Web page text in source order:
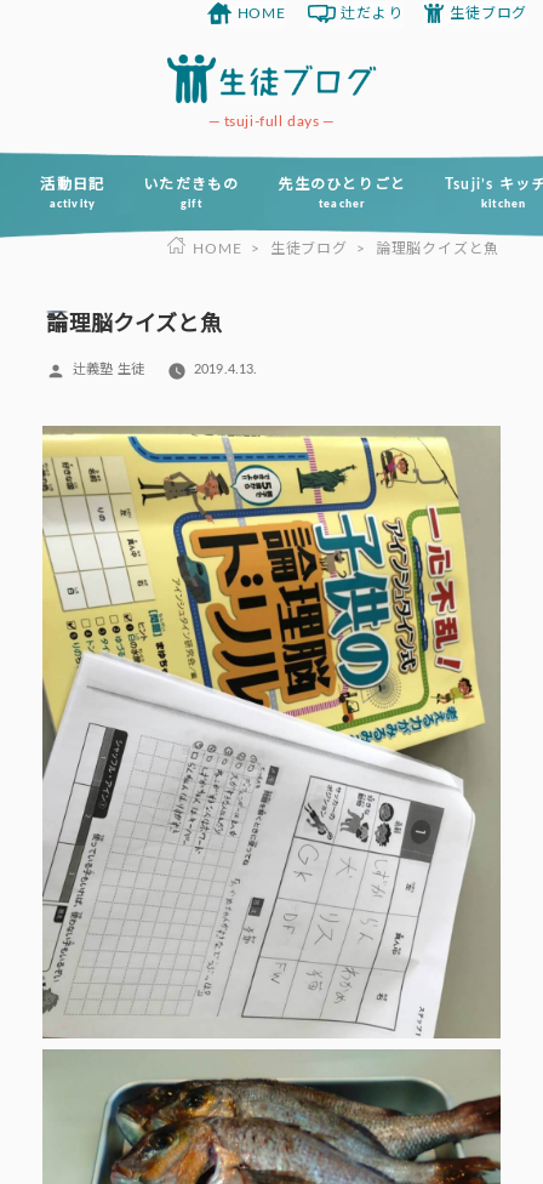
ツ
tsuji-full days
活動日記
activity
いただきもの
gift
先生のひとりごと
teacher
Tsuji’s キッ
kitchen
HOME 辻だより 生徒ブログ
HOME > 生徒ブログ > 論理脳クイズと魚
論理脳クイズと魚
投
辻義塾 生徒 2019.4.13.